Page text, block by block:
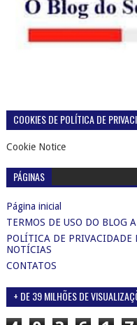
COOKIES DE POLÍTICA DE
Cookie Notice
PÁGINAS
Página inicial
TERMOS DE USO DO BLOG
POLÍTICA DE PRIVACIDADE
NOTÍCIAS
CONTATOS
+ DE 39 MILHÕES DE